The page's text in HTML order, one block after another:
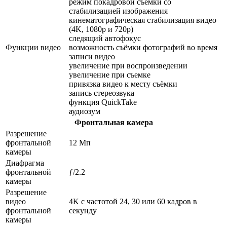
Функции видео
режим покадровой съёмки со
стабилизацией изображения
кинематографическая стабилизация видео
(4K, 1080p и 720p)
следящий автофокус
возможность съёмки фотографий во время
записи видео
увеличение при воспроизведении
увеличение при съемке
привязка видео к месту съёмки
запись стереозвука
функция QuickTake
аудиозум
Фронтальная камера
Разрешение
фронтальной
камеры
12 Мп
Диафрагма
фронтальной
камеры
ƒ/2.2
Разрешение
видео
фронтальной
камеры
4K с частотой 24, 30 или 60 кадров в
секунду